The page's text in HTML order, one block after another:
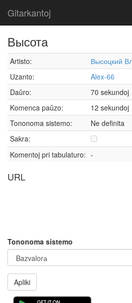
Gitarkantoj
Высота
Artisto: Высоцкий
Uzanto:
Alex-66
Daŭro:
70 sekundoj
Komenca paŭzo:
12 sekundoj
Tononoma sistemo:
Ne definita
Sakra:
Komentoj pri tabulaturo: -
URL
Tononoma sistemo
Apliki